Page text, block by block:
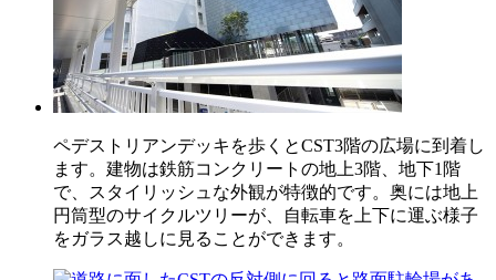
ペデストリアンデッキを歩くとCST3階の広場に到着し
ます。建物は鉄筋コンクリートの地上3階、地下1階
で、スタイリッシュな外観が特徴的です。奥には地上
円筒型のサイクルツリーが、自転車を上下に運ぶ様子
をガラス越しに見ることができます。